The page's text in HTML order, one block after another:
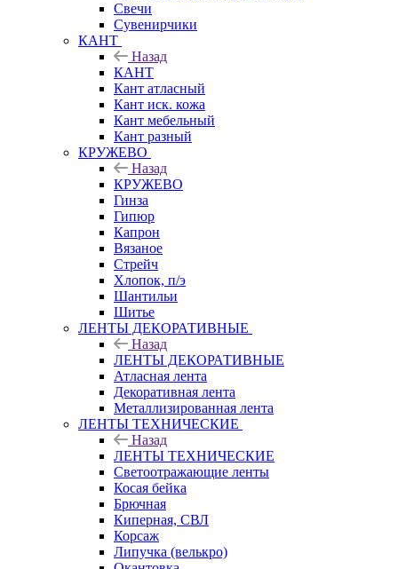
Свечи
Сувенирчики
КАНТ
Назад
КАНТ
Кант атласный
Кант иск. кожа
Кант мебельный
Кант разный
КРУЖЕВО
Назад
КРУЖЕВО
Гинза
Гипюр
Капрон
Вязаное
Стрейч
Хлопок, п/э
Шантильи
Шитье
ЛЕНТЫ ДЕКОРАТИВНЫЕ
Назад
ЛЕНТЫ ДЕКОРАТИВНЫЕ
Атласная лента
Декоративная лента
Металлизированная лента
ЛЕНТЫ ТЕХНИЧЕСКИЕ
Назад
ЛЕНТЫ ТЕХНИЧЕСКИЕ
Светоотражающие ленты
Косая бейка
Брючная
Киперная, СВЛ
Корсаж
Липучка (велькро)